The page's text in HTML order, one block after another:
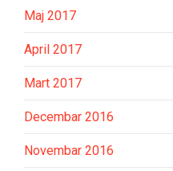
Maj 2017
April 2017
Mart 2017
Decembar 2016
Novembar 2016